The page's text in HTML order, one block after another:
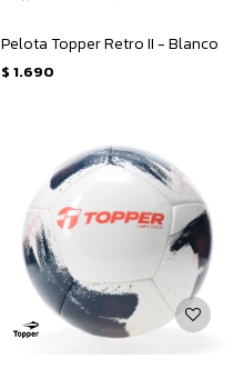
Pelota Topper Retro II - Blanco
$ 1.690